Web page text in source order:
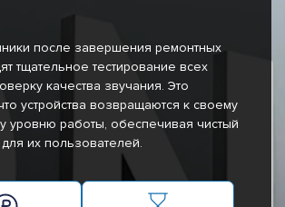
после завершения ремонтных
тщательное тестирование всех
качества звучания. Это
устройства возвращаются к своему
уровню работы, обеспечивая чистый
их пользователей.